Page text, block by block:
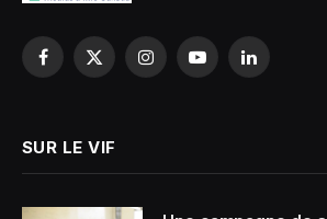
Facebook
X
InstagramYouTubeLinkedIn
SUR LE VIF